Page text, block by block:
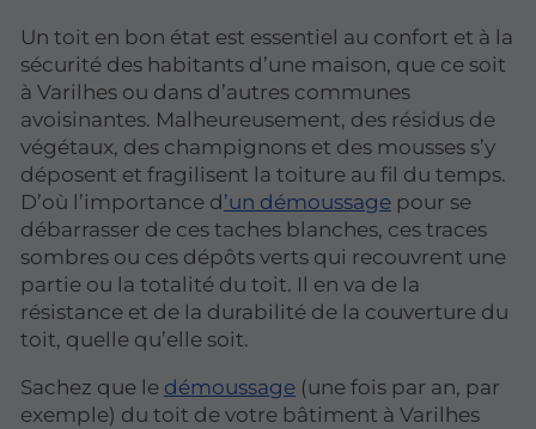
Un toit en bon état est essentiel au confort et à la
sécurité des habitants d’une maison, que ce soit
à Varilhes ou dans d’autres communes
avoisinantes. Malheureusement, des résidus de
végétaux, des champignons et des mousses s’y
déposent et fragilisent la toiture au fil du temps.
D’où l’importance d’un démoussage pour se
débarrasser de ces taches blanches, ces traces
sombres ou ces dépôts verts qui recouvrent une
partie ou la totalité du toit. Il en va de la
résistance et de la durabilité de la couverture du
toit, quelle qu’elle soit.
Sachez que le démoussage (une fois par an, par
exemple) du toit de votre bâtiment à Varilhes